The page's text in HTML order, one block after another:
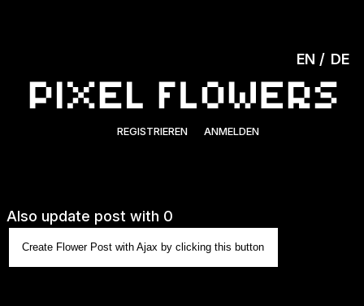
REGISTRIEREN ANMELDEN
EN DE
Also update post with 0
Create Flower Post with Ajax by clicking this button